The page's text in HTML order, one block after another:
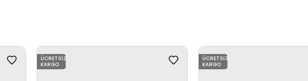
ÜCRETSIZ
KARGO
ÜCRETSIZ
KARGO